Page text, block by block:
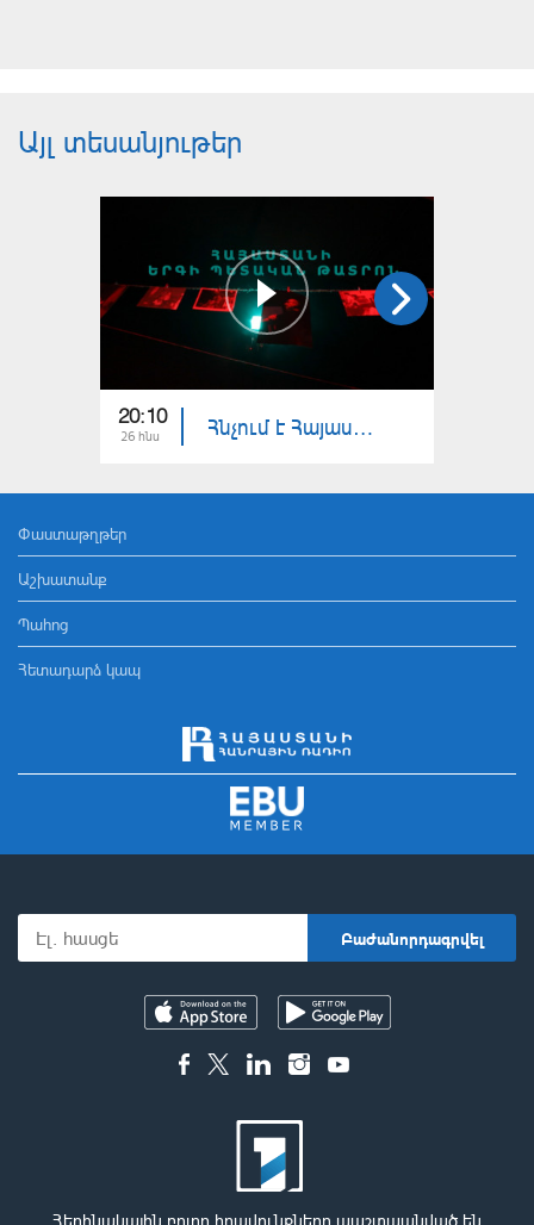
Այլ տեսանյութեր
20:10
26 հնս Հնչում է Հայաստանը. Հայաստանի երգի պետական թատրոն
Փաստաթղթեր
Աշխատանք
Պահոց
Հետադարձ կապ
Հեղինակային բոլոր իրավունքները պաշտպանված են